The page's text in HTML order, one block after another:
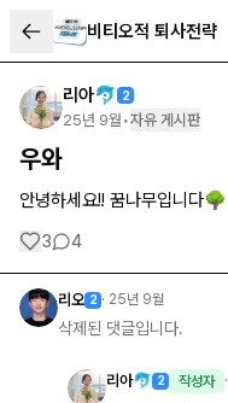
비티오적 퇴사전략
리아🐬 2
25년 9월 •자유 게시판
우와
안녕하세요!! 꿈나무입니다🌳
3 4
리오 2 · 25년 9월
삭제된 댓글입니다.
리아🐬 2 작성자 ·